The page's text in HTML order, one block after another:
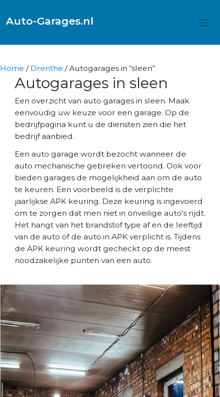
Auto-Garages.nl
Home / Drenthe / Autogarages in “sleen”
Autogarages in sleen
Een overzicht van auto garages in sleen. Maak
eenvoudig uw keuze voor een garage. Op de
bedrijfpagina kunt u de diensten zien die het
bedrijf aanbied.
Een auto garage wordt bezocht wanneer de
auto mechanische gebreken vertoond. Ook voor
bieden garages de mogelijkheid aan om de auto
te keuren. Een voorbeeld is de verplichte
jaarlijkse APK keuring. Deze keuring is ingevoerd
om te zorgen dat men niet in onveilige auto's rijdt.
Het hangt van het brandstof type af en de leeftijd
van de auto of de auto in APK verplicht is. Tijdens
de APK keuring wordt gecheckt op de meest
noodzakelijke punten van een auto.